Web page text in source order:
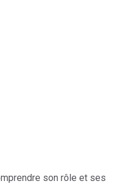
son rôle et ses